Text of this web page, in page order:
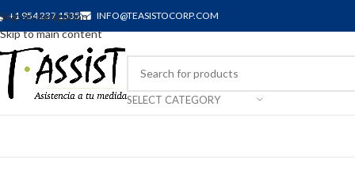
Skip to navigation
Skip to main content
+1 954 237 1535 INFO@TEASISTOCORP.COM
SELECT CATEGORY